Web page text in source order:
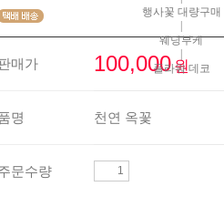
행사꽃 대량구매
|
웨딩부케
|
플라워 데코
매가 100,000원
명 천연 옥꽃
문수량